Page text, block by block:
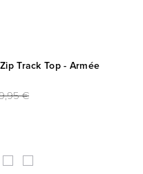
Track Top - Armée
€